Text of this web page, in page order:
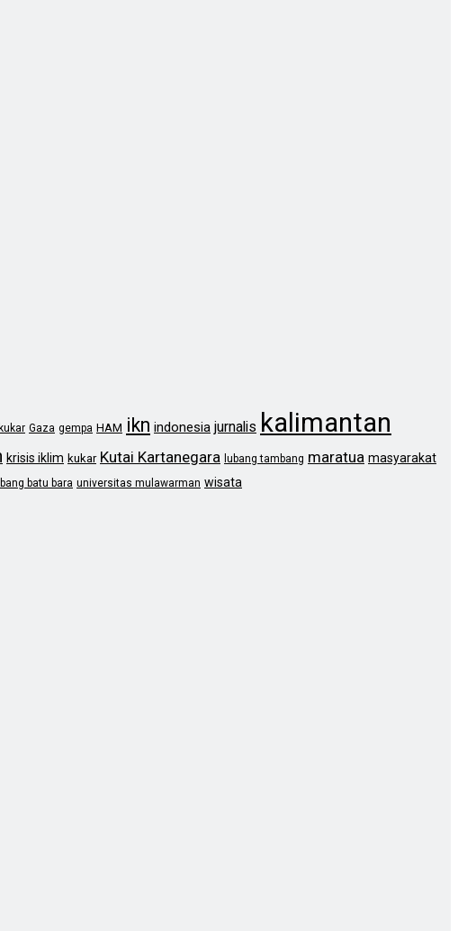
Gaza gempa HAM ikn indonesia jurnalis kalimantan
krisis iklim kukar Kutai Kartanegara lubang tambang maratua masyarakat
batu bara universitas mulawarman wisata